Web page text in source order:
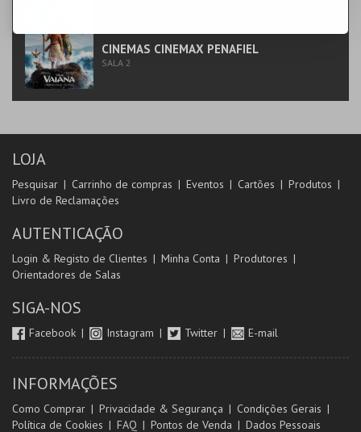
CINEMAS CINEMAX PENAFIEL
SALA 2
LOJA
Pesquisar Carrinho de compras Eventos Cartões
Produtos
Livro de Reclamações
AUTENTICAÇÃO
Login & Registo de Clientes Minha Conta
Produtores
Orientadores de Salas
SIGA-NOS
Facebook Instagram Twitter E-mail
INFORMAÇÕES
Como Comprar Privacidade & Segurança
Condições Gerais
Política de Cookies
FAQ Pontos de Venda Dados Pessoais